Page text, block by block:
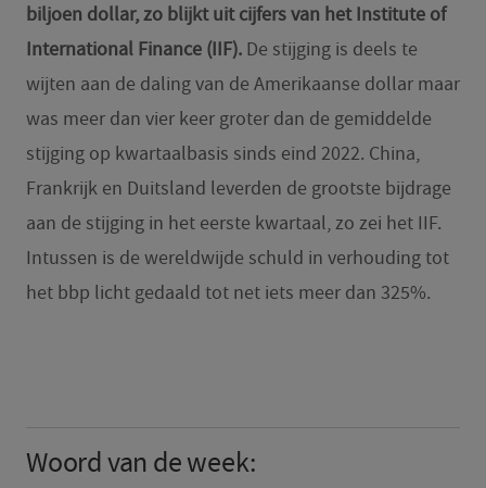
biljoen dollar, zo blijkt uit cijfers van het Institute of
International Finance (IIF). De stijging is deels te
wijten aan de daling van de Amerikaanse dollar maar
was meer dan vier keer groter dan de gemiddelde
stijging op kwartaalbasis sinds eind 2022. China,
Frankrijk en Duitsland leverden de grootste bijdrage
aan de stijging in het eerste kwartaal, zo zei het IIF.
Intussen is de wereldwijde schuld in verhouding tot
het bbp licht gedaald tot net iets meer dan 325%.
Woord van de week: